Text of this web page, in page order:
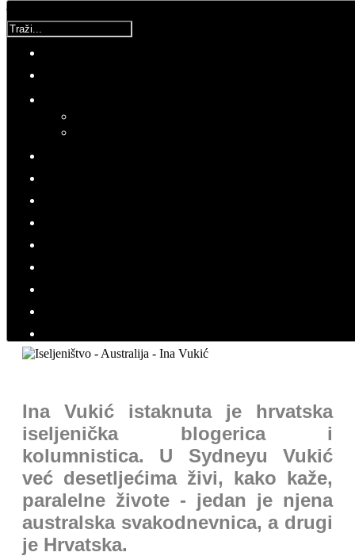
Traži...
AUSTRALIJA
Intervju: Ina Vukić, istaknuta
hrvatska iseljenička blogerica i
kolumnistica
Ina Vukić istaknuta je hrvatska
iseljenička blogerica i
kolumnistica. U Sydneyu Vukić
već desetljećima živi, kako kaže,
paralelne živote - jedan je njena
australska svakodnevnica, a drugi
je Hrvatska.